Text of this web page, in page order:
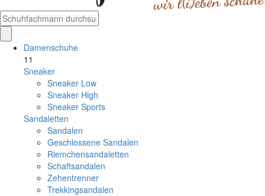
Damenschuhe
11
Sneaker
Sneaker Low
Sneaker High
Sneaker Sports
Sandaletten
Sandalen
Geschlossene Sandalen
Riemchensandaletten
Schaftsandalen
Zehentrenner
Trekkingsandalen